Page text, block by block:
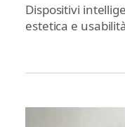
Dispositivi
estetica e